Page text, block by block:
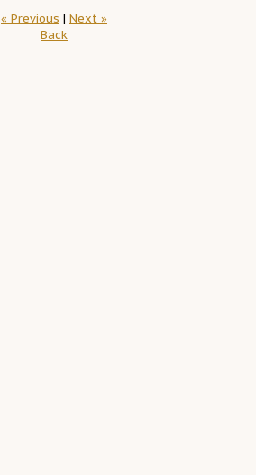
« Previous | Next »
Back